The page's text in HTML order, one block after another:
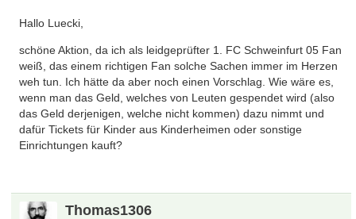
Hallo Luecki,
schöne Aktion, da ich als leidgeprüfter 1. FC Schweinfurt 05 Fan
weiß, das einem richtigen Fan solche Sachen immer im Herzen
weh tun. Ich hätte da aber noch einen Vorschlag. Wie wäre es,
wenn man das Geld, welches von Leuten gespendet wird (also
das Geld derjenigen, welche nicht kommen) dazu nimmt und
dafür Tickets für Kinder aus Kinderheimen oder sonstige
Einrichtungen kauft?
Thomas1306